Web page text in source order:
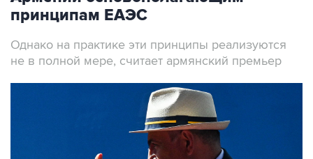
принципам ЕАЭС
Однако на практике эти принципы реализуются
не в полной мере, считает армянский премьер